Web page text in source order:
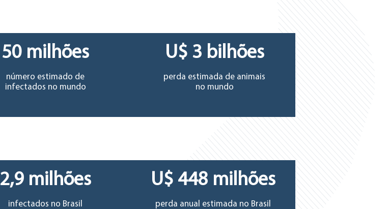
50 milhões
número estimado de
infectados no mundo
U$ 3 bilhões
perda estimada de animais
no mundo
2,9 milhões
infectados no Brasil
U$ 448 milhões
perda anual estimada no Brasil